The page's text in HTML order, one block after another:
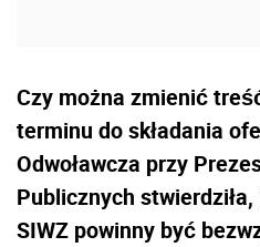
Czy można zmienić
terminu do składania
Odwoławcza przy
Publicznych
SIWZ powinny być